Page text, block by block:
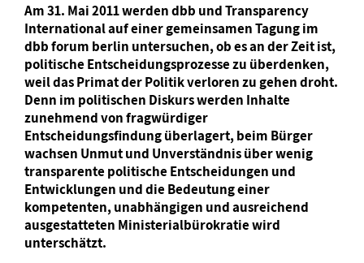
Am 31. Mai 2011 werden dbb und Transparency
International auf einer gemeinsamen Tagung im
dbb forum berlin untersuchen, ob es an der Zeit ist,
politische Entscheidungsprozesse zu überdenken,
weil das Primat der Politik verloren zu gehen droht.
Denn im politischen Diskurs werden Inhalte
zunehmend von fragwürdiger
Entscheidungsfindung überlagert, beim Bürger
wachsen Unmut und Unverständnis über wenig
transparente politische Entscheidungen und
Entwicklungen und die Bedeutung einer
kompetenten, unabhängigen und ausreichend
ausgestatteten Ministerialbürokratie wird
unterschätzt.